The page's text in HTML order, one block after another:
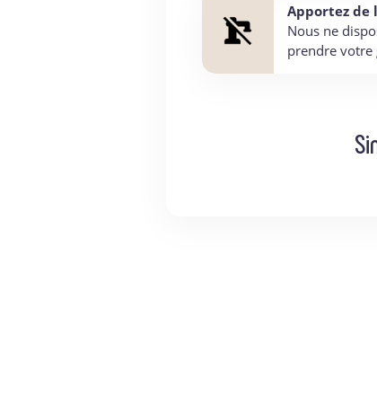
Apportez de
Nous ne
prendre votre